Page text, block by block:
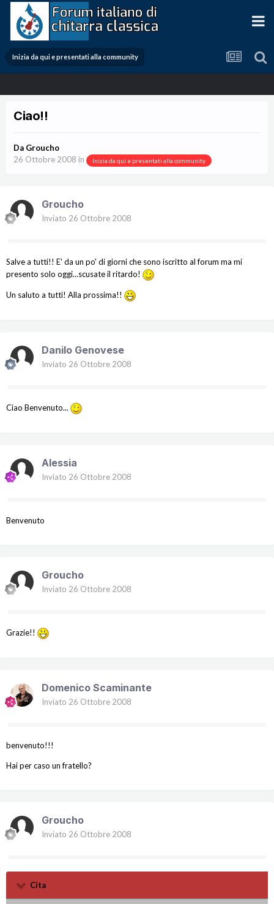
Inizia da qui e presentati alla community
Ciao!!
Da Groucho
26 Ottobre 2008 in Inizia da qui e presentati alla community
Groucho
Inviato 26 Ottobre 2008
Salve a tutti!! E' da un po' di giorni che sono iscritto al forum ma mi
presento solo oggi...scusate il ritardo!
Un saluto a tutti! Alla prossima!!
Danilo Genovese
Inviato 26 Ottobre 2008
Ciao Benvenuto...
Alessia
Inviato 26 Ottobre 2008
Benvenuto
Groucho
Inviato 26 Ottobre 2008
Grazie!!
Domenico Scaminante
Inviato 26 Ottobre 2008
benvenuto!!!
Hai per caso un fratello?
Groucho
Inviato 26 Ottobre 2008
Cita